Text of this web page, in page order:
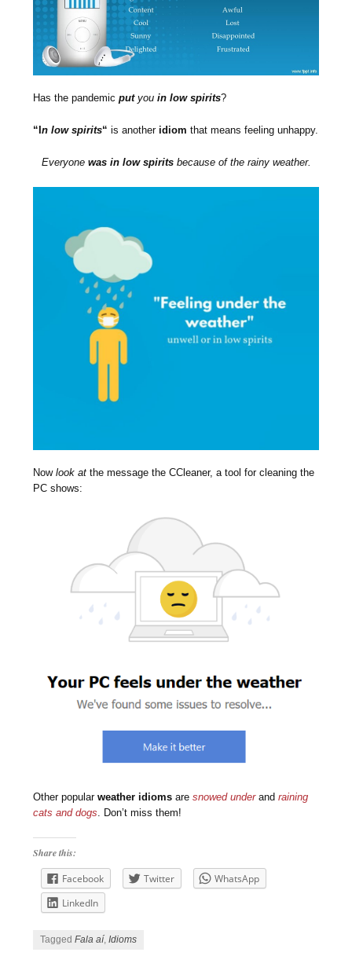
Has the pandemicputyou in low spirits?
“In low spirits“ is another idiom that means feeling unhappy.
Everyone was in low spiritsbecause of the rainy weather.
Nowlook at the message the CCleaner, a tool for cleaning the
PC shows:
Other popularweather idiomsaresnowed underandraining
cats and dogs. Don’t miss them!
Share this:
Facebook
Twitter
WhatsApp
LinkedIn
TaggedFala aí,Idioms